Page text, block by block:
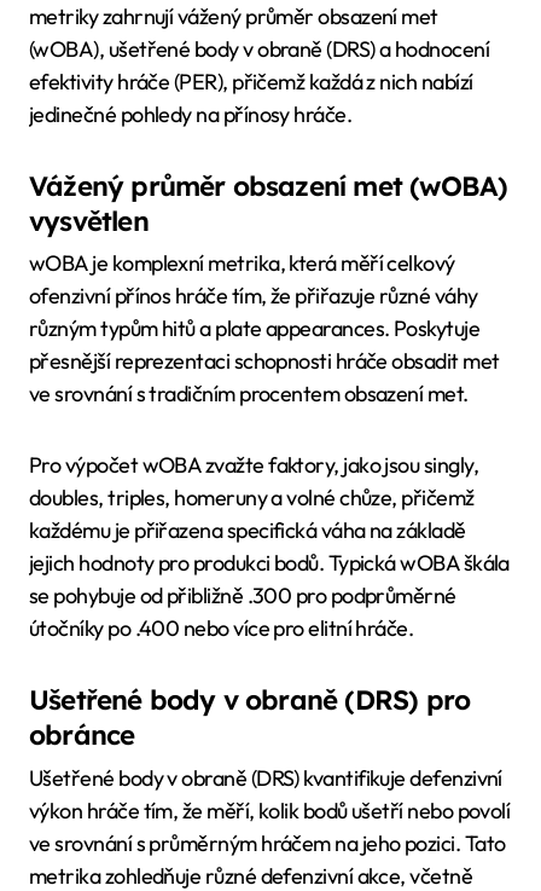
metriky zahrnují vážený průměr obsazení met
(wOBA), ušetřené body v obraně (DRS) a hodnocení
efektivity hráče (PER), přičemž každá z nich nabízí
jedinečné pohledy na přínosy hráče.
Vážený průměr obsazení met (wOBA)
vysvětlen
wOBA je komplexní metrika, která měří celkový
ofenzivní přínos hráče tím, že přiřazuje různé váhy
různým typům hitů a plate appearances. Poskytuje
přesnější reprezentaci schopnosti hráče obsadit met
ve srovnání s tradičním procentem obsazení met.
Pro výpočet wOBA zvažte faktory, jako jsou singly,
doubles, triples, homeruny a volné chůze, přičemž
každému je přiřazena specifická váha na základě
jejich hodnoty pro produkci bodů. Typická wOBA škála
se pohybuje od přibližně .300 pro podprůměrné
útočníky po .400 nebo více pro elitní hráče.
Ušetřené body v obraně (DRS) pro
obránce
Ušetřené body v obraně (DRS) kvantifikuje defenzivní
výkon hráče tím, že měří, kolik bodů ušetří nebo povolí
ve srovnání s průměrným hráčem na jeho pozici. Tato
metrika zohledňuje různé defenzivní akce, včetně